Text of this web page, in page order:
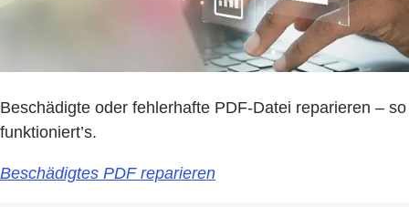
Beschädigte oder fehlerhafte PDF-Datei reparieren – so
funktioniert’s.
Beschädigtes PDF reparieren